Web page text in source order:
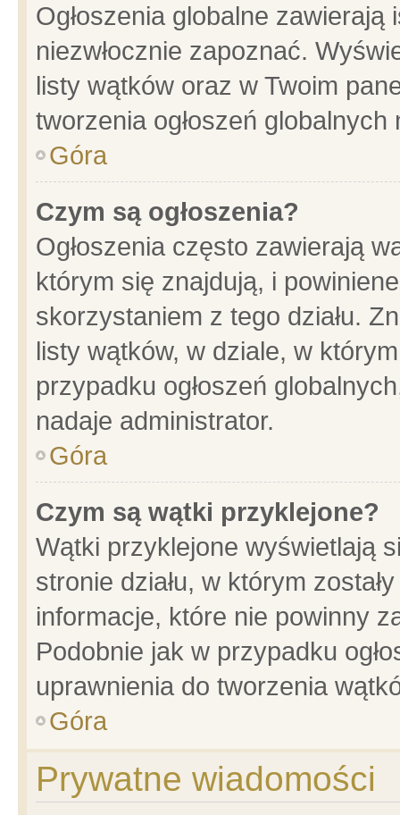
Ogłoszenia globalne
niezwłocznie zapoznać.
listy wątków oraz w Twoim
tworzenia ogłoszeń
Góra
Czym są ogłoszenia?
Ogłoszenia często zawierają
którym się znajdują, i
skorzystaniem z tego działu.
listy wątków, w dziale, w
przypadku ogłoszeń
nadaje administrator.
Góra
Czym są wątki przyklejone?
Wątki przyklejone wyświetlają
stronie działu, w którym
informacje, które nie powinny
Podobnie jak w przypadku
uprawnienia do tworzenia
Góra
Prywatne wiadomości